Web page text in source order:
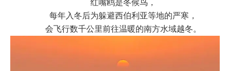
红嘴鸥是冬候鸟，
每年入冬后为躲避西伯利亚等地的严寒，
会飞行数千公里前往温暖的南方水域越冬。